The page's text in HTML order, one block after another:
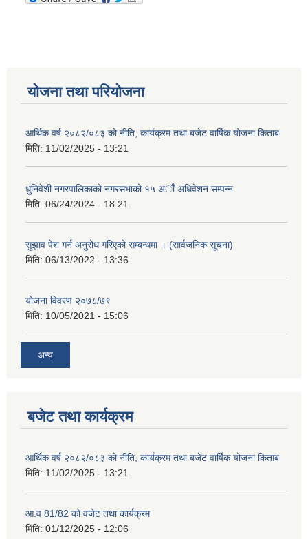
योजना तथा परियोजना
आर्थिक वर्ष २०८२/०८३ को नीति, कार्यक्रम तथा बजेट वार्षिक योजना किताब
मिति: 11/02/2025 - 13:21
धुनिवेशी नगरपालिकाको नगरसभाको १५ अाैँ अधिवेशन सम्पन्न
मिति: 06/24/2024 - 18:21
सुझाव पेश गर्न अनुरोध गरिएको सम्बन्धमा । (सार्वजनिक सूचना)
मिति: 06/13/2022 - 13:36
योजना विवरण २०७८/७९
मिति: 10/05/2021 - 15:06
अन्य
बजेट तथा कार्यक्रम
आर्थिक वर्ष २०८२/०८३ को नीति, कार्यक्रम तथा बजेट वार्षिक योजना किताब
मिति: 11/02/2025 - 13:21
आ.व 81/82 को वजेट तथा कार्यक्रम
मिति: 01/12/2025 - 12:06